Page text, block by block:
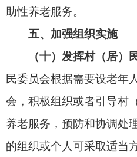
业积极参与互助性养老服务。农
动将互助性养老服务纳入乡村
卫生健康部门负责指导基层医
划生育特殊家庭老年人的关爱
部门负责积极开展互助性养老
部门指导老年人体育协会以体
年人互助，助力完善互助性养老